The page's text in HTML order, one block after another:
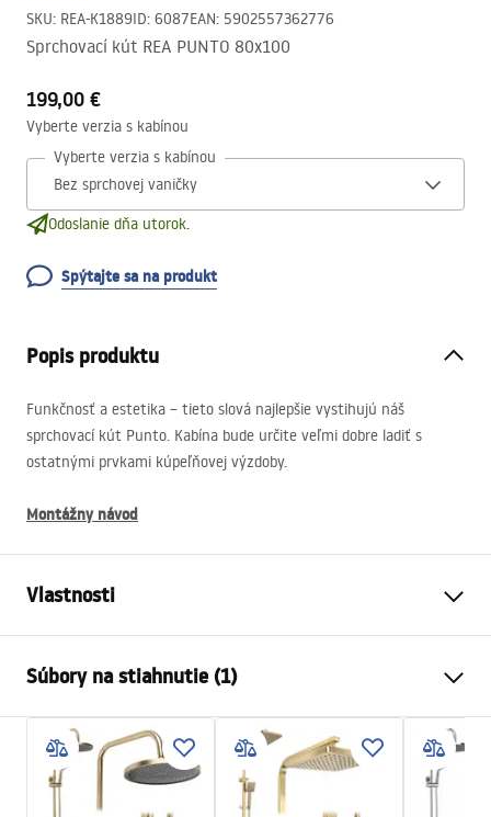
SKU: REA-K1889ID: 6087EAN: 5902557362776
Sprchovací kút REA PUNTO 80x100
199,00 €
Vyberte verzia s kabínou
Vyberte verzia s kabínou
Odoslanie dňa utorok.
Spýtajte sa na produkt
Popis produktu
Funkčnosť a estetika – tieto slová najlepšie vystihujú náš
sprchovací kút Punto. Kabína bude určite veľmi dobre ladiť s
ostatnými prvkami kúpeľňovej výzdoby.
Montážny návod
Vlastnosti
Farba
Typ kabíny
Roh
Farba skla
Transparent 4mm
Spôsob otvárania
Posuvné
Súbory na stiahnutie (1)
shower manual
shower manual.pdf